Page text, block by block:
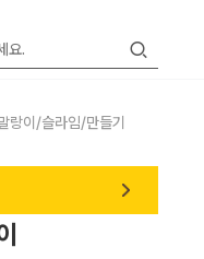
랑이/슬라임/만들기